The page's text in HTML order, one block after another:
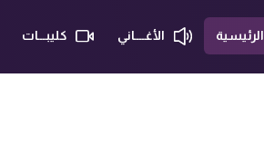
الرئيسية الأغــــاني كليبـــات